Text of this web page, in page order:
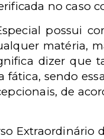
no caso
possui
matéria,
dizer que
sendo
de